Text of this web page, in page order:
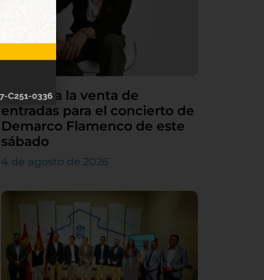
Continúa la venta de
entradas para el concierto de
Demarco Flamenco de este
sábado
4 de agosto de 2026